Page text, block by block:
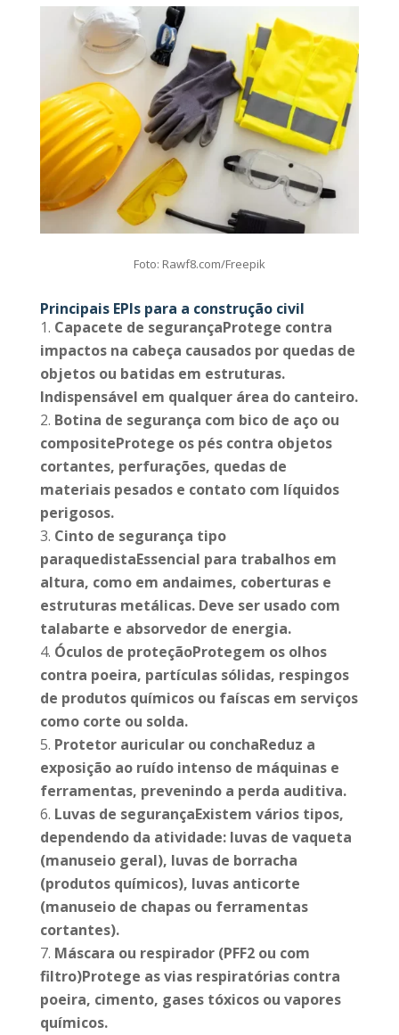
Foto: Rawf8.com/Freepik
Principais EPIs para a construção civil
Capacete de segurançaProtege contra
impactos na cabeça causados por quedas de
objetos ou batidas em estruturas.
Indispensável em qualquer área do canteiro.
Botina de segurança com bico de aço ou
compositeProtege os pés contra objetos
cortantes, perfurações, quedas de
materiais pesados e contato com líquidos
perigosos.
Cinto de segurança tipo
paraquedistaEssencial para trabalhos em
altura, como em andaimes, coberturas e
estruturas metálicas. Deve ser usado com
talabarte e absorvedor de energia.
Óculos de proteçãoProtegem os olhos
contra poeira, partículas sólidas, respingos
de produtos químicos ou faíscas em serviços
como corte ou solda.
Protetor auricular ou conchaReduz a
exposição ao ruído intenso de máquinas e
ferramentas, prevenindo a perda auditiva.
Luvas de segurançaExistem vários tipos,
dependendo da atividade: luvas de vaqueta
(manuseio geral), luvas de borracha
(produtos químicos), luvas anticorte
(manuseio de chapas ou ferramentas
cortantes).
Máscara ou respirador (PFF2 ou com
filtro)Protege as vias respiratórias contra
poeira, cimento, gases tóxicos ou vapores
químicos.